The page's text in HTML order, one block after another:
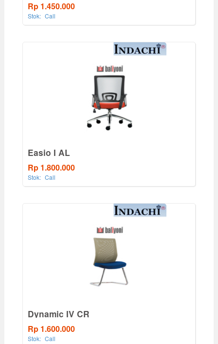
Rp 1.450.000
Stok: Call
Easio I AL
Rp 1.800.000
Stok: Call
Dynamic IV CR
Rp 1.600.000
Stok: Call